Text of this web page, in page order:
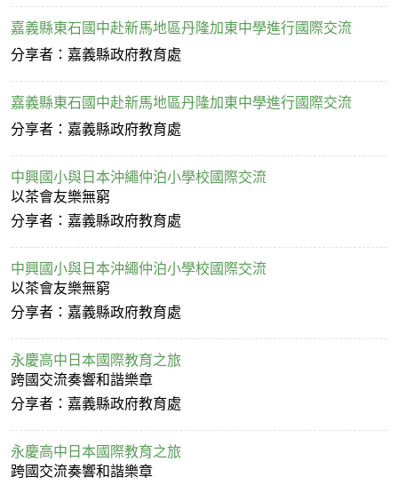
嘉義縣東石國中赴新馬地區丹隆加東中學進行國際交流
分享者：嘉義縣政府教育處
嘉義縣東石國中赴新馬地區丹隆加東中學進行國際交流
分享者：嘉義縣政府教育處
中興國小與日本沖繩仲泊小學校國際交流
以茶會友樂無窮
分享者：嘉義縣政府教育處
中興國小與日本沖繩仲泊小學校國際交流
以茶會友樂無窮
分享者：嘉義縣政府教育處
永慶高中日本國際教育之旅
跨國交流奏響和諧樂章
分享者：嘉義縣政府教育處
永慶高中日本國際教育之旅
跨國交流奏響和諧樂章